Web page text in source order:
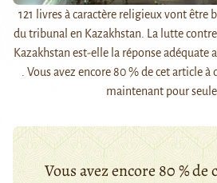
121 livres à caractère religieux vont être
du tribunal en Kazakhstan. La lutte
Kazakhstan est-elle la réponse adéquate
. Vous avez encore 80 % de cet article
maintenant pour
Vous avez encore 80 % de